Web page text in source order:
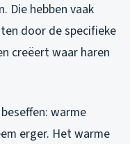
Die hebben vaak
door de specifieke
creëert waar haren
warme
erger. Het warme